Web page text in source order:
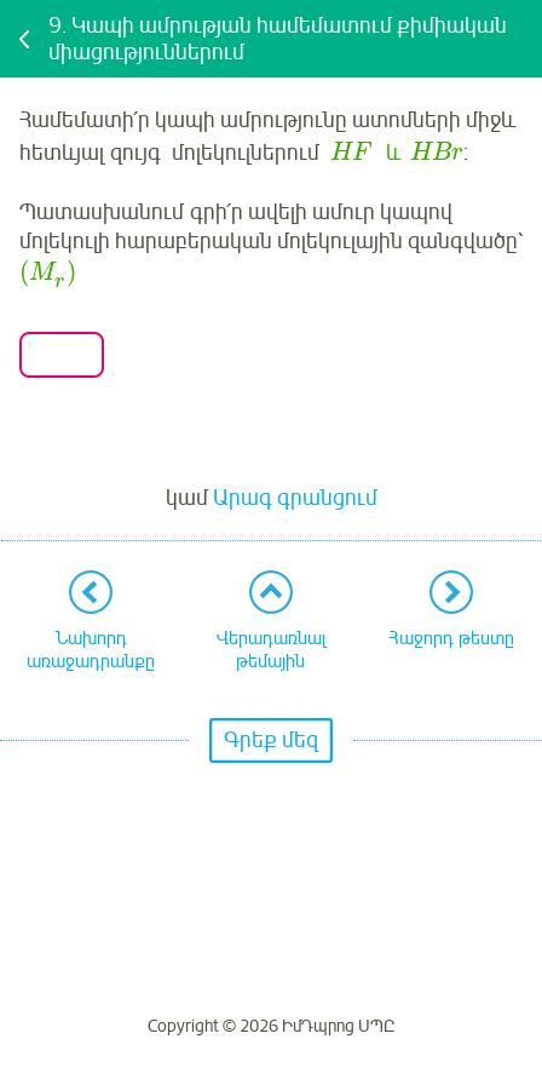
9. Կապի ամրության համեմատում քիմիական
միացություններում
Համեմատի՛ր կապի ամրությունը ատոմների միջև
հետևյալ զույգ մոլեկուլներում HF և HBr:
Պատասխանումգրի՛ր ավելի ամուր կապով
մոլեկուլի հարաբերական մոլեկուլային զանգվածը՝
(Mr)
կամԱրագ գրանցում
Նախորդ
առաջադրանքը
Վերադառնալ
թեմային
Հաջորդ թեստը
Գրեք մեզ
Copyright © 2026 ԻմԴպրոց ՍՊԸ